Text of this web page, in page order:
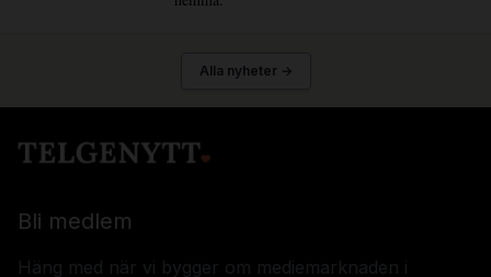
Alla nyheter →
Bli medlem
Häng med när vi bygger om mediemarknaden i